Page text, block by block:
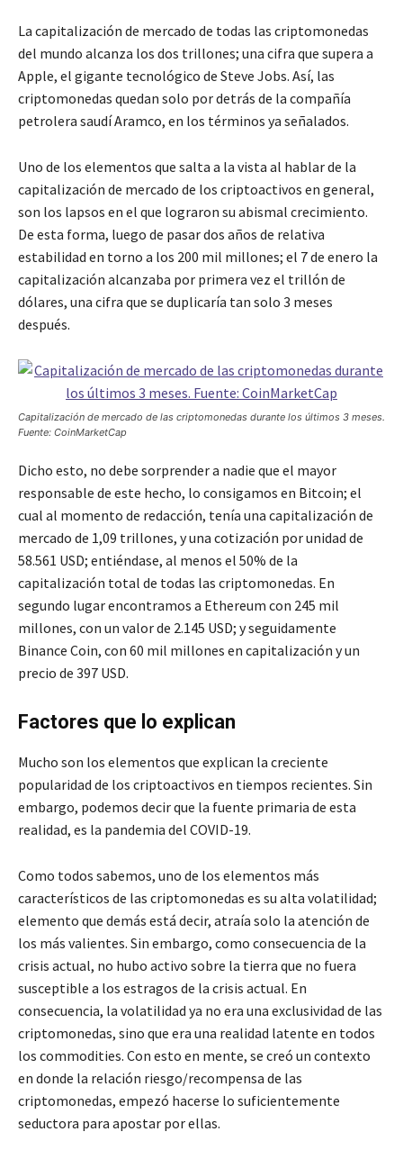
La capitalización de mercado de todas las criptomonedas
del mundo alcanza los dos trillones; una cifra que supera a
Apple, el gigante tecnológico de Steve Jobs. Así, las
criptomonedas quedan solo por detrás de la compañía
petrolera saudí Aramco, en los términos ya señalados.
Uno de los elementos que salta a la vista al hablar de la
capitalización de mercado de los criptoactivos en general,
son los lapsos en el que lograron su abismal crecimiento.
De esta forma, luego de pasar dos años de relativa
estabilidad en torno a los 200 mil millones; el 7 de enero la
capitalización alcanzaba por primera vez el trillón de
dólares, una cifra que se duplicaría tan solo 3 meses
después.
Capitalización de mercado de las criptomonedas durante los últimos 3 meses.
Fuente: CoinMarketCap
Dicho esto, no debe sorprender a nadie que el mayor
responsable de este hecho, lo consigamos en Bitcoin; el
cual al momento de redacción, tenía una capitalización de
mercado de 1,09 trillones, y una cotización por unidad de
58.561 USD; entiéndase, al menos el 50% de la
capitalización total de todas las criptomonedas. En
segundo lugar encontramos a Ethereum con 245 mil
millones, con un valor de 2.145 USD; y seguidamente
Binance Coin, con 60 mil millones en capitalización y un
precio de 397 USD.
Factores que lo explican
Mucho son los elementos que explican la creciente
popularidad de los criptoactivos en tiempos recientes. Sin
embargo, podemos decir que la fuente primaria de esta
realidad, es la pandemia del COVID-19.
Como todos sabemos, uno de los elementos más
característicos de las criptomonedas es su alta volatilidad;
elemento que demás está decir, atraía solo la atención de
los más valientes. Sin embargo, como consecuencia de la
crisis actual, no hubo activo sobre la tierra que no fuera
susceptible a los estragos de la crisis actual. En
consecuencia, la volatilidad ya no era una exclusividad de las
criptomonedas, sino que era una realidad latente en todos
los commodities. Con esto en mente, se creó un contexto
en donde la relación riesgo/recompensa de las
criptomonedas, empezó hacerse lo suficientemente
seductora para apostar por ellas.